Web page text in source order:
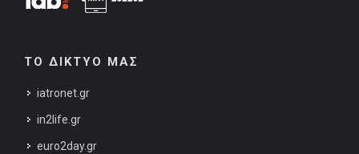
ΤΟ ΔΙΚΤΥΟ ΜΑΣ
iatronet.gr
in2life.gr
euro2day.gr